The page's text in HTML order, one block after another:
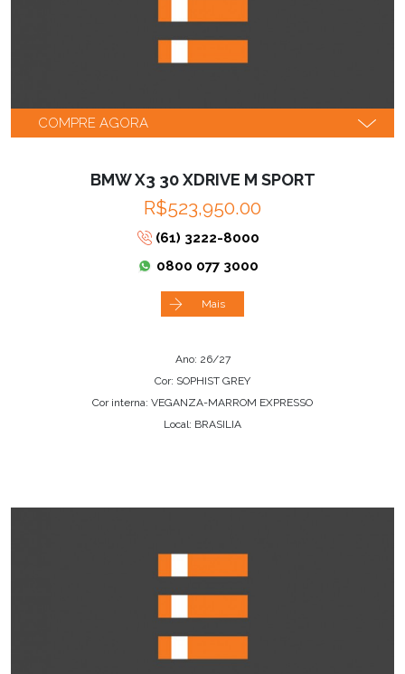
COMPRE AGORA
BMW X3 30 XDRIVE M SPORT
R$523,950.00
(61) 3222-8000
0800 077 3000
Mais
Ano: 26/27
Cor: SOPHIST GREY
Cor interna: VEGANZA-MARROM EXPRESSO
Local: BRASILIA